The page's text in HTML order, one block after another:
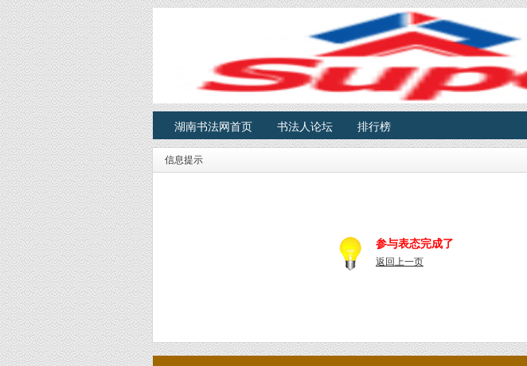
湖南书法网首页 书法人论坛 排行榜
信息提示
参与表态完成了
返回上一页